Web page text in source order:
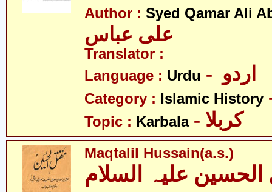
Author : Syed Qamar Ali
علی عباس
Translator :
Language : Urdu
Category : Islamic History
Topic : Karbala - کربلا
Maqtalil Hussain(a.s.)
الحسین علیہ السلام